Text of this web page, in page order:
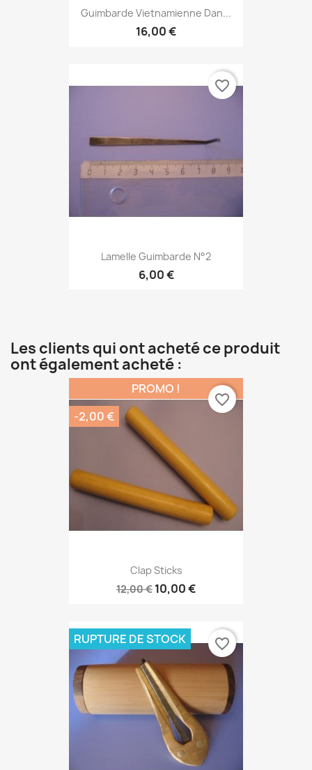
Guimbarde Vietnamienne Dan...
16,00 €
Lamelle Guimbarde N°2
6,00 €
favorite_border
Les clients qui ont acheté ce produit
ont également acheté :
Clap Sticks
12,00 € 10,00 €
PROMO !
-2,00 €
favorite_border
RUPTURE DE STOCK favorite_border